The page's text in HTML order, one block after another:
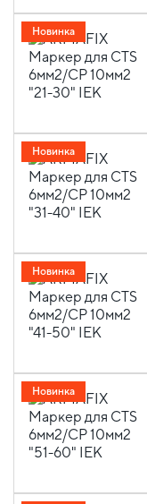
Новинка
Новинка
Новинка
Новинка